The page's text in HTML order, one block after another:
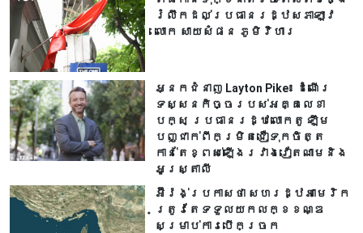
រំលឹកដល់ប្រធានរដ្ឋសភាឡាវ
លោក សាយសំផន ភូមិវិហារ
អ្នកជំនាញ Layton Pike៖ ដំណើរ
ទស្សនកិច្ចរបស់អគ្គលេខា
បក្ស ប្រធានរដ្ឋលោកតូ ឡឹម
បញ្ជាក់ពីកម្រិតជឿទុកចិត្ត
កាន់តែខ្ពស់ឡើងរវាងវៀតណាមនិង
អូស្ត្រាលី
អ៊ីរ៉ង់ប្រកាសថា សហរដ្ឋអាមេរិក
ត្រូវតែទទួលយកលក្ខខណ្ឌ
សម្រាប់ការបើកច្រក